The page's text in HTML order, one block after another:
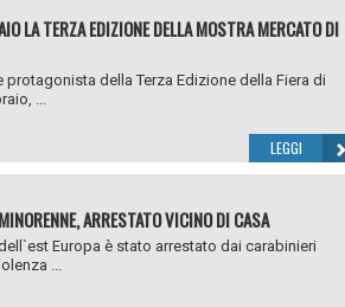
LA TERZA EDIZIONE DELLA MOSTRA MERCATO DI
protagonista della Terza Edizione della Fiera di
...
LEGGI
ARRESTATO VICINO DI CASA
Europa è stato arrestato dai carabinieri
...